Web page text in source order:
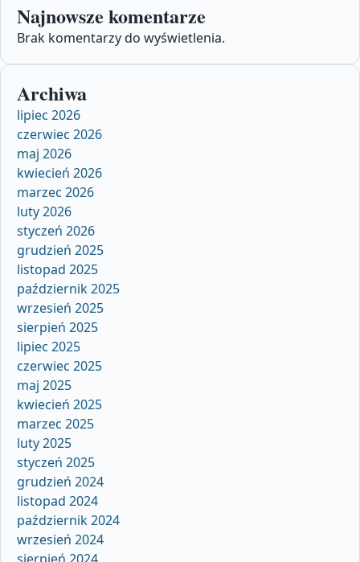
Najnowsze komentarze
Brak komentarzy do wyświetlenia.
Archiwa
lipiec 2026
czerwiec 2026
maj 2026
kwiecień 2026
marzec 2026
luty 2026
styczeń 2026
grudzień 2025
listopad 2025
październik 2025
wrzesień 2025
sierpień 2025
lipiec 2025
czerwiec 2025
maj 2025
kwiecień 2025
marzec 2025
luty 2025
styczeń 2025
grudzień 2024
listopad 2024
październik 2024
wrzesień 2024